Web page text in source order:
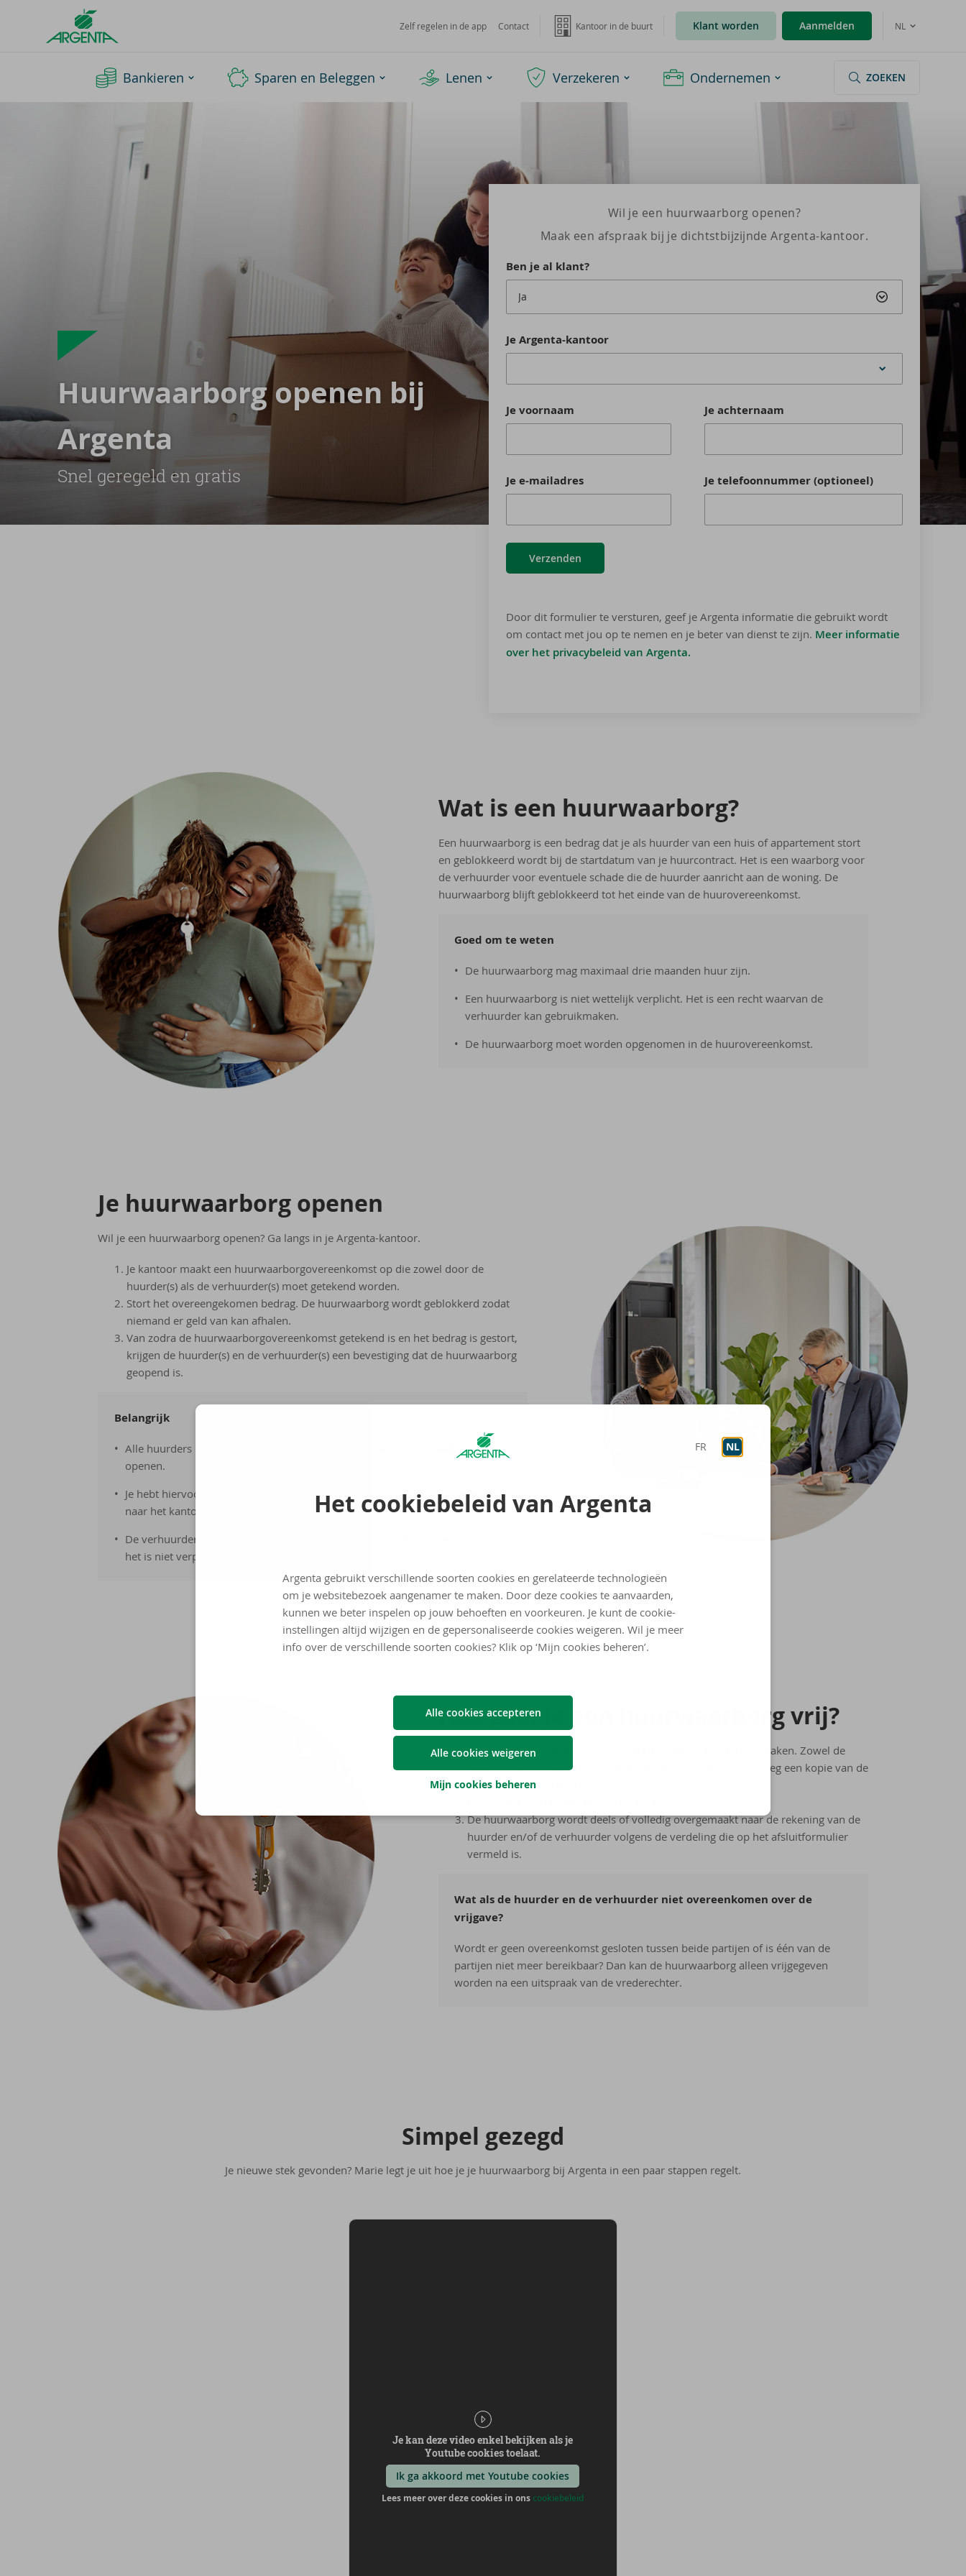
FR NL
Het cookiebeleid van Argenta
Argenta gebruikt verschillende soorten cookies en gerelateerde technologieën
om je websitebezoek aangenamer te maken. Door deze cookies te aanvaarden,
kunnen we beter inspelen op jouw behoeften en voorkeuren. Je kunt de cookie-
instellingen altijd wijzigen en de gepersonaliseerde cookies weigeren. Wil je meer
info over de verschillende soorten cookies? Klik op ‘Mijn cookies beheren’.
Alle cookies accepteren
Alle cookies weigeren
Mijn cookies beheren
Argenta
Homepage
Zelf regelen in de app Contact Kantoor in de buurt Klant worden Aanmelden NL
Bankieren Sparen en Beleggen Lenen Verzekeren Ondernemen ZOEKEN
Huur­waar­borg ope­nen bij
Argenta
Snel ge­re­geld en gra­tis
Wil je een huurwaarborg openen?
Maak een afspraak bij je dichtstbijzijnde Argenta-kantoor.
Ben je al klant?
Ja
Je Argenta-kantoor
Je voornaam Je achternaam
Je e-mailadres Je telefoonnummer (optioneel)
Verzenden
Door dit formulier te versturen, geef je Argenta informatie die gebruikt wordt
om contact met jou op te nemen en je beter van dienst te zijn. Meer informatie
over het privacybeleid van Argenta.
Wat is een huur­waar­borg?
Een huurwaarborg is een bedrag dat je als huurder van een huis of appartement stort
en geblokkeerd wordt bij de startdatum van je huurcontract. Het is een waarborg voor
de verhuurder voor eventuele schade die de huurder aanricht aan de woning. De
huurwaarborg blijft geblokkeerd tot het einde van de huurovereenkomst.
Goed om te weten
De huurwaarborg mag maximaal drie maanden huur zijn.
Een huurwaarborg is niet wettelijk verplicht. Het is een recht waarvan de
verhuurder kan gebruikmaken.
De huurwaarborg moet worden opgenomen in de huurovereenkomst.
Je huur­waar­borg ope­nen
Wil je een huurwaarborg openen? Ga langs in je Argenta-kantoor.
Je kantoor maakt een huurwaarborgovereenkomst op die zowel door de
huurder(s) als de verhuurder(s) moet getekend worden.
Stort het overeengekomen bedrag. De huurwaarborg wordt geblokkerd zodat
niemand er geld van kan afhalen.
Van zodra de huurwaarborgovereenkomst getekend is en het bedrag is gestort,
krijgen de huurder(s) en de verhuurder(s) een bevestiging dat de huurwaarborg
geopend is.
Belangrijk
Alle huurders moeten meegaan naar het kantoor om de huurwaarborg te
openen.
Je hebt hiervoor het getekende huurcontract nodig. Breng het dus zeker mee
naar het kantoor.
De verhuurder mag aanwezig zijn bij de opening van de huurwaarborg, maar
het is niet verplicht.
Hoe geef je een huur­waar­borg vrij?
Vul het afsluitformulier in om de huurwaarborg te laten vrijmaken. Zowel de
huurder(s) als de verhuurder(s) moeten het ondertekenen. Voeg een kopie van de
eID van de verhuurder(s) toe.
De huurwaarborg wordt deels of volledig overgemaakt naar de rekening van de
huurder en/of de verhuurder volgens de verdeling die op het afsluitformulier
vermeld is.
Wat als de huurder en de verhuurder niet overeenkomen over de
vrijgave?
Wordt er geen overeenkomst gesloten tussen beide partijen of is één van de
partijen niet meer bereikbaar? Dan kan de huurwaarborg alleen vrijgegeven
worden na een uitspraak van de vrederechter.
Sim­pel ge­zegd
Je nieuwe stek gevonden? Marie legt je uit hoe je je huurwaarborg bij Argenta in een paar stappen regelt.
Je kan deze video enkel bekijken als je
Youtube cookies toelaat.
Ik ga akkoord met Youtube cookies
Lees meer over deze cookies in ons cookiebeleid